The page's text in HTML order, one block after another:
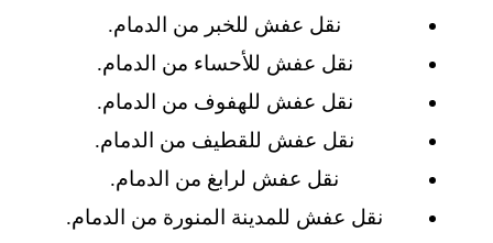
نقل عفش للخبر من الدمام.
نقل عفش للأحساء من الدمام.
نقل عفش للهفوف من الدمام.
نقل عفش للقطيف من الدمام.
نقل عفش لرابغ من الدمام.
نقل عفش للمدينة المنورة من الدمام.